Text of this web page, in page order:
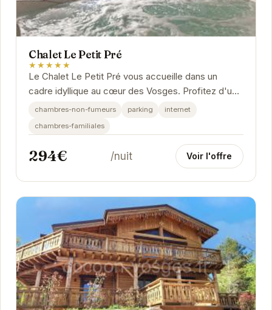
Chalet Le Petit Pré
★★★★★
Le Chalet Le Petit Pré vous accueille dans un
cadre idyllique au cœur des Vosges. Profitez d'un
séjour confortable et relaxant dans ce chalet...
chambres-non-fumeurs parking
internet
chambres-familiales
294€ /nuit Voir l'offre